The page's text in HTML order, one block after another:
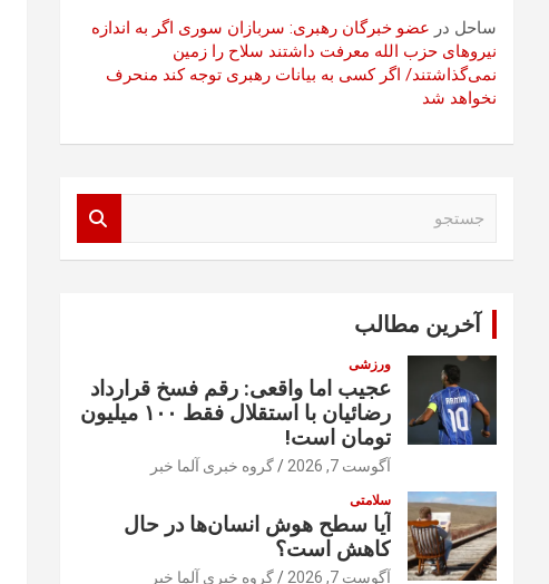
ساحل در عضو خبرگان رهبری: سربازان سوری اگر به اندازه
نیروهای حزب الله معرفت داشتند سلاح را زمین
نمی‌گذاشتند/ اگر کسی به بیانات رهبری توجه کند منحرف
نخواهد شد
آخرین مطالب
ورزشی
عجیب اما واقعی: رقم فسخ قرارداد
رضائیان با استقلال فقط ۱۰۰ میلیون
تومان است!
آگوست 7, 2026 گروه خبری آلما خبر
سلامتی
آیا سطح هوش انسان‌ها در حال
کاهش است؟
آگوست 7, 2026 گروه خبری آلما خبر